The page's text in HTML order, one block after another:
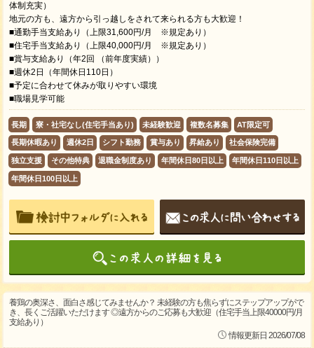
体制充実）
地元の方も、遠方から引っ越しをされて来られる方も大歓迎！
■通勤手当支給あり（上限31,600円/月 ※規定あり）
■住宅手当支給あり（上限40,000円/月 ※規定あり）
■賞与支給あり（年2回 （前年度実績））
■週休2日（年間休日110日）
■予定に合わせて休みが取りやすい環境
■職場見学可能
長期 寮・社宅なし(住宅手当あり) 未経験歓迎 複数名募集 AT限定可
長期休暇あり 週休2日 シフト勤務 賞与あり 昇給あり 社会保険完備
独立支援 その他特典 退職金制度あり 年間休日80日以上 年間休日110日以上
年間休日100日以上
養鶏の奥深さ、面白さ感じてみませんか？ 未経験の方も焦らずにステップアップがで
き、長くご活躍いただけます ◎遠方からのご応募も大歓迎（住宅手当上限40000円/月
支給あり）
情報更新日 2026/07/08